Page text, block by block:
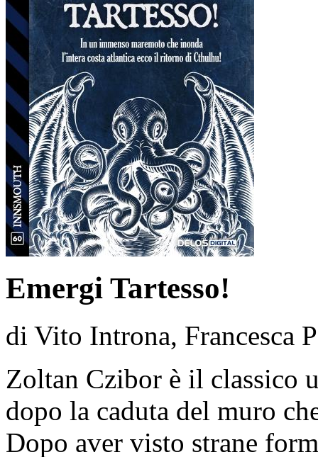
Emergi Tartesso!
di Vito Introna, Francesca
Zoltan Czibor è il classico
dopo la caduta del muro
Dopo aver visto strane